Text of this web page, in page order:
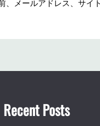
メールアドレス、サイ
Recent Posts